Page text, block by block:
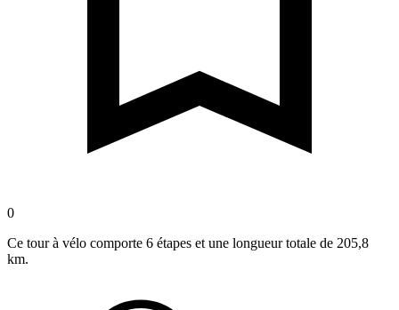
0
Ce tour à vélo comporte 6 étapes et une longueur totale de 205,8
km.